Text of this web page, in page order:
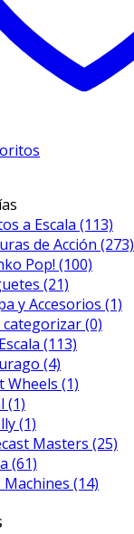
a Escala (113)
de Acción (273)
Pop! (100)
(21)
y Accesorios (1)
categorizar(0)
(113)
(4)
Wheels (1)
(1)
(1)
Masters (25)
(61)
Machines (14)